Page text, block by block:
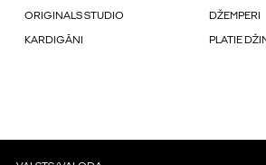
ORIGINALS STUDIO DŽEMPERI
KARDIGĀNI PLATIE